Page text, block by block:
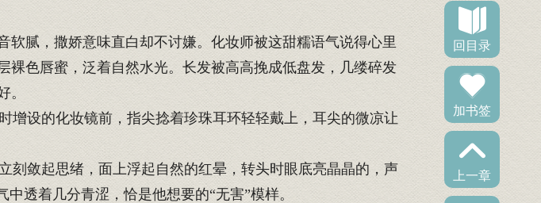
回目录
加书签
上一章
腻，撒娇意味直白却不讨嫌。化妆师被这甜糯语气说得心里
色唇蜜，泛着自然水光。长发被高高挽成低盘发，几缕碎发
。
设的化妆镜前，指尖捻着珍珠耳环轻轻戴上，耳尖的微凉让
敛起思绪，面上浮起自然的红晕，转头时眼底亮晶晶的，声
透着几分青涩，恰是他想要的“无害”模样。